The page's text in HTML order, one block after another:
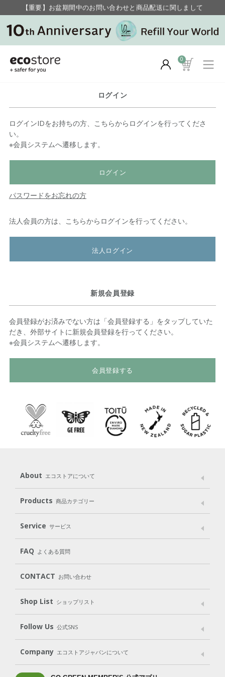
【重要】お盆期間中のお問い合わせと商品配送に関しまして
毎月お得にポイントが貯まる！ “月のポイントアップデー”
0
ログイン
ログインIDをお持ちの方、こちらからログインを行ってくださ
い。
※会員システムへ遷移します。
ログイン
パスワードをお忘れの方
法人会員の方は、こちらからログインを行ってください。
法人ログイン
新規会員登録
会員登録がお済みでない方は「会員登録する」をタップしていた
だき、外部サイトに新規会員登録を行ってください。
※会員システムへ遷移します。
会員登録する
About エコストアについて
メッセージ ブランドストーリー
パッケージへのこだわり
動物実験をしない
Products 商品カテゴリー
Laundry
Cleaning Baby Kids
Body（ボディ） Hair（ヘア） Oral care（オーラルケア）
Goods （グッズ）
Gift set
Service サービス
User Guide
Subscription（定期便）
FAQ よくある質問
CONTACT お問い合わせ
Shop List ショップリスト
Shop List
Follow Us 公式SNS
LINE＠ Instagram Facebook
Company エコストアジャパンについて
会社案内 ご利用規約 プライバシーポリシー